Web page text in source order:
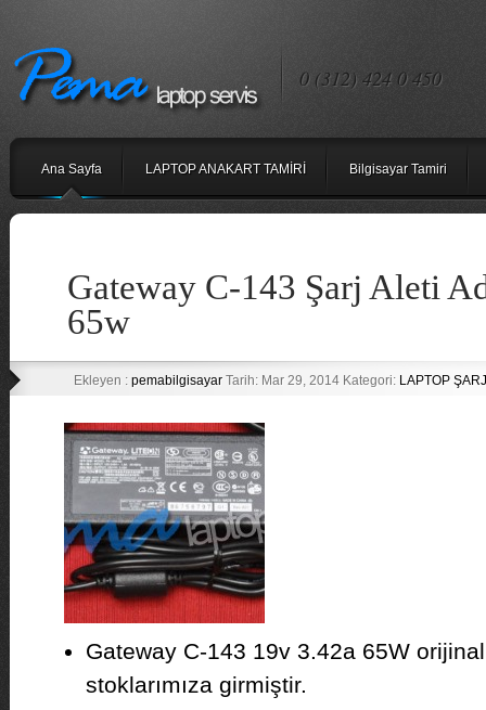
0 (312) 424 0 450
Ana Sayfa LAPTOP ANAKART TAMİRİ Bilgisayar Tamiri
Gateway C-143 Şarj Aleti
65w
Ekleyen : pemabilgisayarTarih: Mar 29, 2014 Kategori: LAPTOP
Gateway C-143 19v 3.42a 65W
stoklarımıza girmiştir.